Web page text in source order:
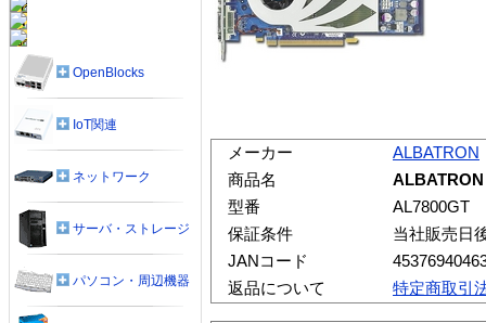
メーカー
ALBATRON
商品名
型番
AL7800GT
保証条件
当社販売日
JANコード
返品について
特定商取引
OpenBlocks
IoT関連
ネットワーク
サーバ・ストレージ
パソコン・周辺機器